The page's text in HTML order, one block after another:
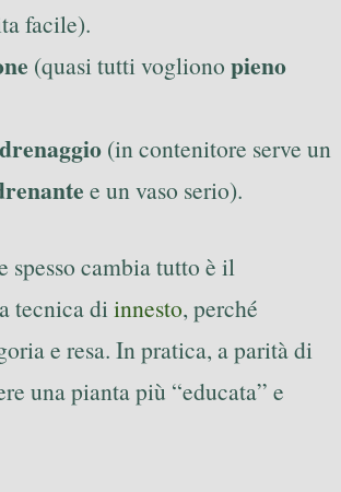
facile).
(quasi tutti vogliono pieno
(in contenitore serve un
e un vaso serio).
spesso cambia tutto è il
tecnica diinnesto, perché
e resa. In pratica, a parità di
una pianta più “educata” e